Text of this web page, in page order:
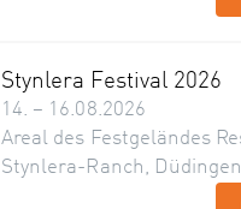
Stynlera Festival 2026
14. – 16.08.2026
Areal des Festgeländes
Stynlera-Ranch, Düdingen